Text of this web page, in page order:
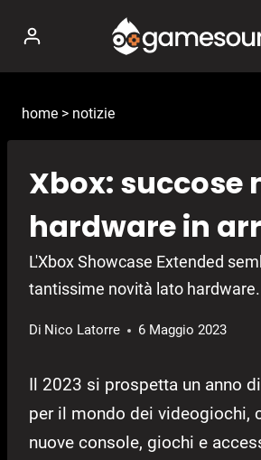
contenuto
home > notizie
Xbox: succose
hardware in
L'Xbox Showcase Extended
tantissime novità lato hardware.
Di Nico Latorre 6 Maggio 2023
Il 2023 si prospetta un anno
per il mondo dei videogiochi,
nuove console, giochi e